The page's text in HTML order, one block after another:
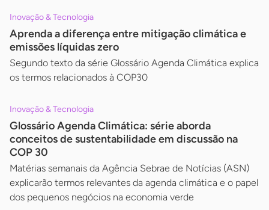
Inovação & Tecnologia
Aprenda a diferença entre mitigação climática e
emissões líquidas zero
Segundo texto da série Glossário Agenda Climática explica
os termos relacionados à COP30
Inovação & Tecnologia
Glossário Agenda Climática: série aborda
conceitos de sustentabilidade em discussão na
COP 30
Matérias semanais da Agência Sebrae de Notícias (ASN)
explicarão termos relevantes da agenda climática e o papel
dos pequenos negócios na economia verde